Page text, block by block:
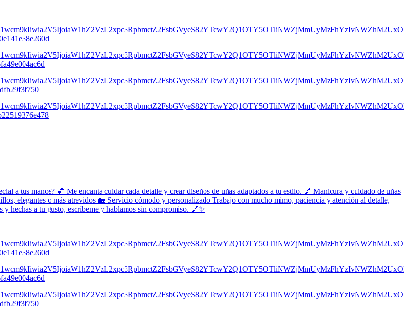
a tus manos? 💕 Me encanta cuidar cada detalle y crear diseños de uñas adaptados a tu estilo. 💅 Manicura y cuidado de uñas
elegantes o más atrevidos 🏡 Servicio cómodo y personalizado Trabajo con mucho mimo, paciencia y atención al detalle,
hechas a tu gusto, escríbeme y hablamos sin compromiso. 💅✨